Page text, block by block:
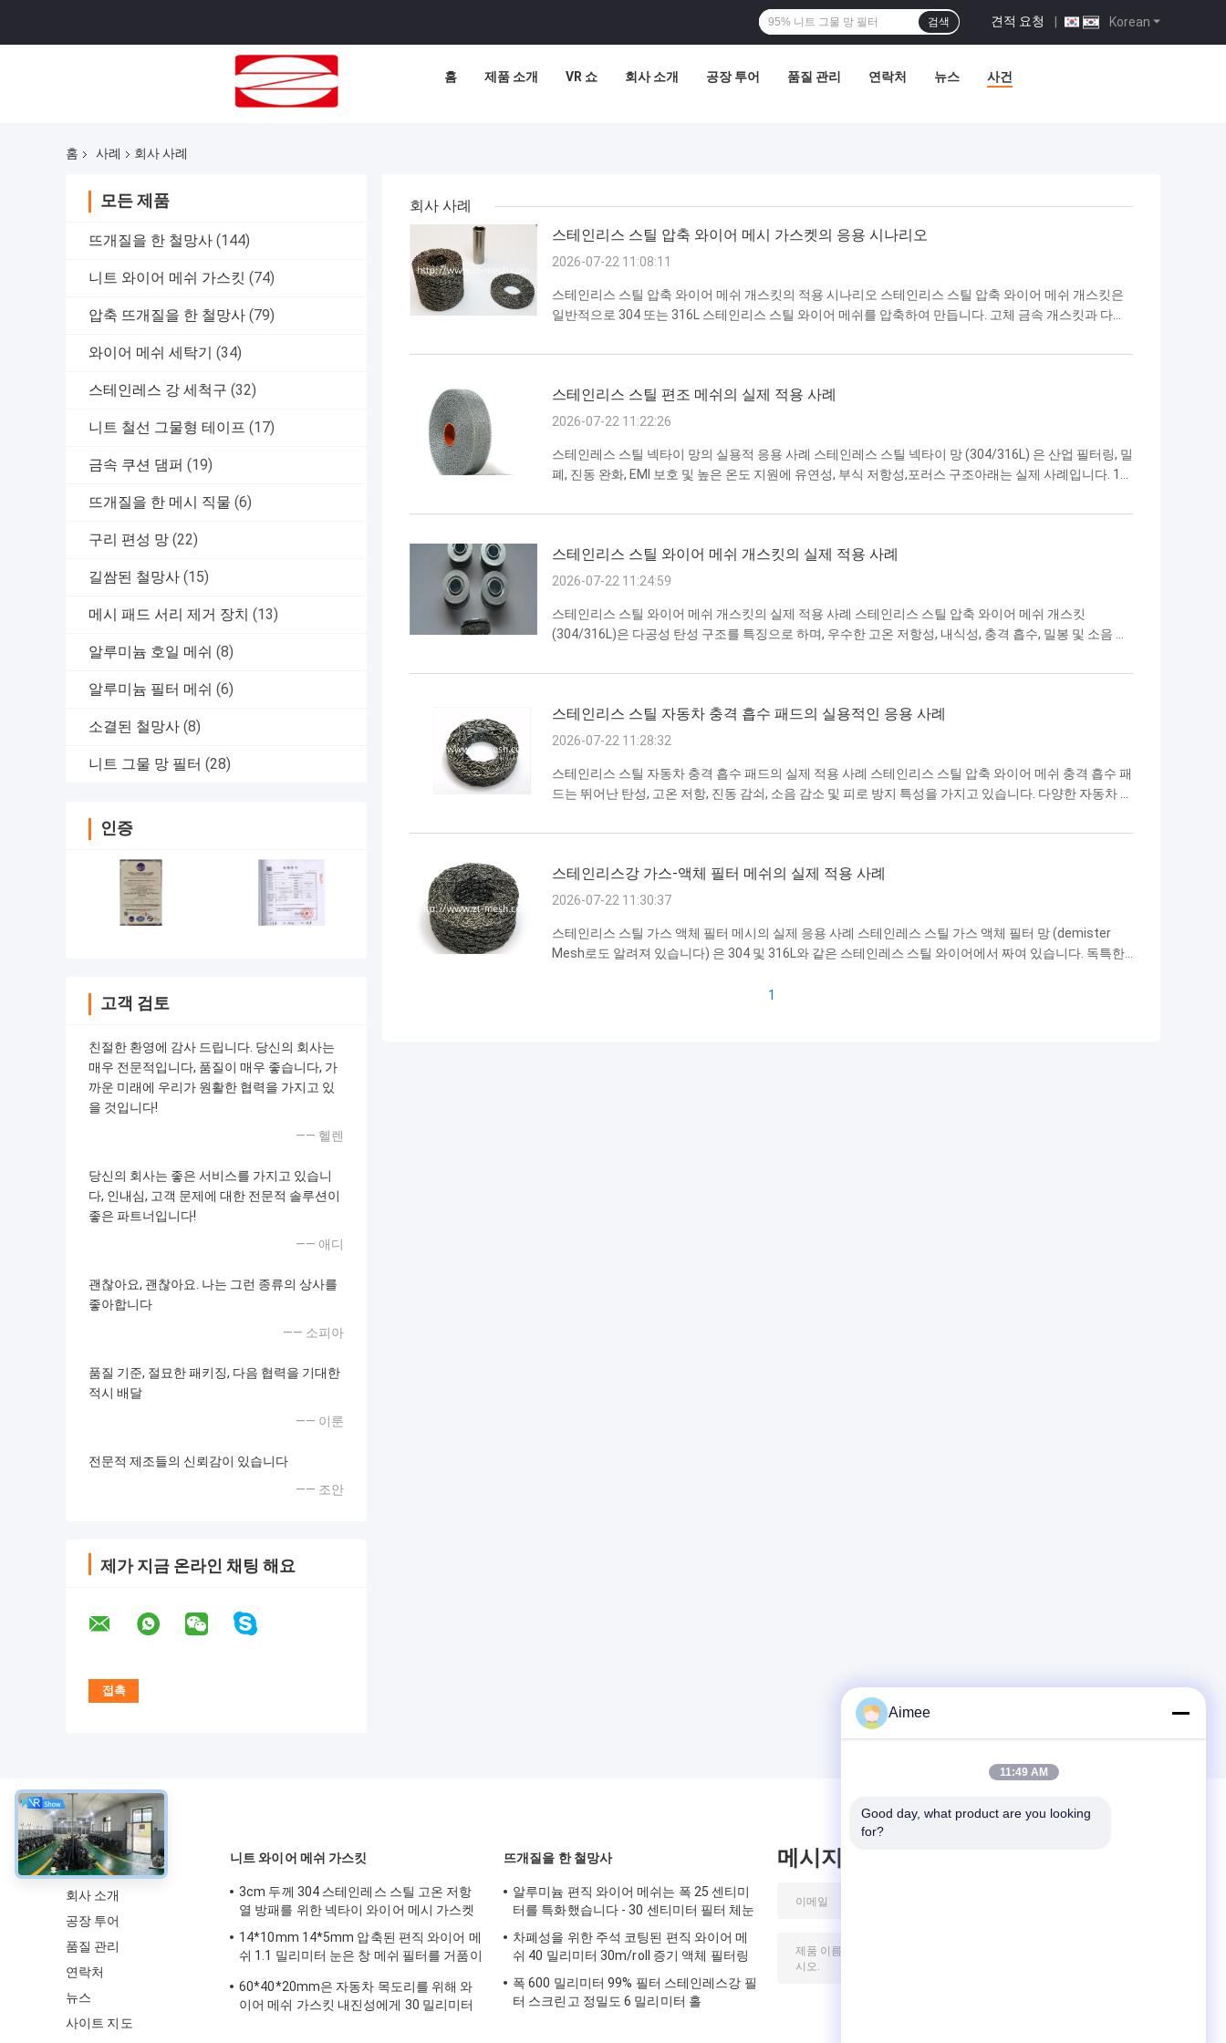
Korean
견적 요청 |
검색
홈 제품 소개 VR 쇼 회사 소개 공장 투어 품질 관리 연락처 뉴스 사건
홈 사례 회사 사례
모든 제품
뜨개질을 한 철망사 (144)
니트 와이어 메쉬 가스킷 (74)
압축 뜨개질을 한 철망사 (79)
와이어 메쉬 세탁기 (34)
스테인레스 강 세척구 (32)
니트 철선 그물형 테이프 (17)
금속 쿠션 댐퍼 (19)
뜨개질을 한 메시 직물 (6)
구리 편성 망 (22)
길쌈된 철망사 (15)
메시 패드 서리 제거 장치 (13)
알루미늄 호일 메쉬 (8)
알루미늄 필터 메쉬 (6)
소결된 철망사 (8)
니트 그물 망 필터 (28)
인증
고객 검토
친절한 환영에 감사 드립니다. 당신의 회사는
매우 전문적입니다, 품질이 매우 좋습니다, 가
까운 미래에 우리가 원활한 협력을 가지고 있
을 것입니다!
—— 헬렌
당신의 회사는 좋은 서비스를 가지고 있습니
다, 인내심, 고객 문제에 대한 전문적 솔루션이
좋은 파트너입니다!
—— 애디
괜찮아요, 괜찮아요. 나는 그런 종류의 상사를
좋아합니다
—— 소피아
품질 기준, 절묘한 패키징, 다음 협력을 기대한
적시 배달
—— 이룬
전문적 제조들의 신뢰감이 있습니다
—— 조안
제가 지금 온라인 채팅 해요
회사 사례
스테인리스 스틸 압축 와이어 메시 가스켓의 응용 시나리오
2026-07-22 11:08:11
스테인리스 스틸 압축 와이어 메쉬 개스킷의 적용 시나리오 스테인리스 스틸 압축 와이어 메쉬 개스킷은
일반적으로 304 또는 316L 스테인리스 스틸 와이어 메쉬를 압축하여 만듭니다. 고체 금속 개스킷과 다른
을 통합합니다. 1. 자동차 산업 (가장 큰 응용 분야) 자동차 배기 시스템: 배기 파이프의 플랜지 개스킷 및
다...
스테인리스 스틸 편조 메쉬의 실제 적용 사례
2026-07-22 11:22:26
스테인레스 스틸 넥타이 망의 실용적 응용 사례 스테인레스 스틸 넥타이 망 (304/316L) 은 산업 필터링, 밀
폐, 진동 완화, EMI 보호 및 높은 온도 지원에 유연성, 부식 저항성,포러스 구조아래는 실제 사례입니다. 1석
버에서 수분 제거 효율을 19% 향상 시켰습니다.액체 운반을 줄이고 하류 압축기를 보호합니다..산 내성 사
스테인리스 스틸 와이어 메쉬 개스킷의 실제 적용 사례
2026-07-22 11:24:59
스테인리스 스틸 와이어 메쉬 개스킷의 실제 적용 사례 스테인리스 스틸 압축 와이어 메쉬 개스킷
(304/316L)은 다공성 탄성 구조를 특징으로 하며, 우수한 고온 저항성, 내식성, 충격 흡수, 밀봉 및 소음 감
같습니다: 1. 자동차 산업 자동차 배기 시스템: 압축 스테인리스 스틸 메쉬 개스킷은 배기 파이프 플랜지,
지하며 장기간의 ...
스테인리스 스틸 자동차 충격 흡수 패드의 실용적인 응용 사례
2026-07-22 11:28:32
스테인리스 스틸 자동차 충격 흡수 패드의 실제 적용 사례 스테인리스 스틸 압축 와이어 메쉬 충격 흡수 패
드는 뛰어난 탄성, 고온 저항, 진동 감쇠, 소음 감소 및 피로 방지 특성을 가지고 있습니다. 다양한 자동차 시
촉매 변환기, 터보차저 및 EGR 파이프라인의 연결 플랜지에 설치됩니다. 패드는 작동 중 엔진에서 발생하
배기 ...
스테인리스강 가스-액체 필터 메쉬의 실제 적용 사례
2026-07-22 11:30:37
스테인리스 스틸 가스 액체 필터 메시의 실제 응용 사례 스테인레스 스틸 가스 액체 필터 망 (demister
Mesh로도 알려져 있습니다) 은 304 및 316L와 같은 스테인레스 스틸 와이어에서 짜여 있습니다. 독특한
레이션. 아래는 전형적인 실제 응용 사례입니다. 1석유화학 및 정제공업 석유 정제 타워와 흡수 타워: 가스
1
약
회사 소개
공장 투어
품질 관리
연락처
뉴스
사이트 지도
니트 와이어 메쉬 가스킷
3cm 두께 304 스테인레스 스틸 고온 저항
열 방패를 위한 넥타이 와이어 메시 가스켓
14*10mm 14*5mm 압축된 편직 와이어 메
쉬 1.1 밀리미터 눈은 창 메쉬 필터를 거품이
60*40*20mm은 자동차 목도리를 위해 와
이어 메쉬 가스킷 내진성에게 30 밀리미터
뜨개질을 한 철망사
알루미늄 편직 와이어 메쉬는 폭 25 센티미
터를 특화했습니다 - 30 센티미터 필터 체눈
차폐성을 위한 주석 코팅된 편직 와이어 메
쉬 40 밀리미터 30m/roll 증기 액체 필터링
폭 600 밀리미터 99% 필터 스테인레스강 필
터 스크린고 정밀도 6 밀리미터 홀
메시지를 남겨주세요
Aimee
11:49 AM
Good day, what product are you looking
for?